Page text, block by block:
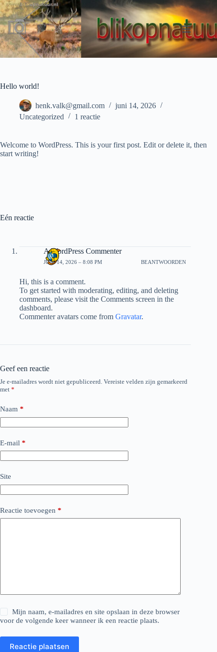
Ga
naar
de
inhoud
Hello world!
henk.valk@gmail.com
juni 14, 2026
Uncategorized
1 reactie
Welcome to WordPress. This is your first post. Edit or delete it, then
start writing!
Eén reactie
A WordPress Commenter
JUNI 14, 2026 – 8:08 PM BEANTWOORDEN
Hi, this is a comment.
To get started with moderating, editing, and deleting
comments, please visit the Comments screen in the
dashboard.
Commenter avatars come from Gravatar.
Geef een reactie
Je e-mailadres wordt niet gepubliceerd. Vereiste velden zijn gemarkeerd
met *
Naam *
E-mail *
Site
Reactie toevoegen *
Mijn naam, e-mailadres en site opslaan in deze browser
voor de volgende keer wanneer ik een reactie plaats.
Reactie plaatsen